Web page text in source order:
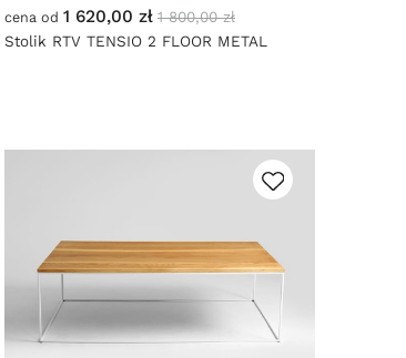
cena od 1 620,00 zł 1 800,00 zł
Stolik RTV TENSIO 2 FLOOR METAL